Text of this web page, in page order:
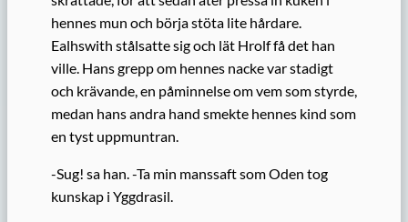
hennes mun och börja stöta lite hårdare.
Ealhswith stålsatte sig och lät Hrolf få det han
ville. Hans grepp om hennes nacke var stadigt
och krävande, en påminnelse om vem som styrde,
medan hans andra hand smekte hennes kind som
en tyst uppmuntran.
-Sug! sa han. -Ta min manssaft som Oden tog
kunskap i Yggdrasil.